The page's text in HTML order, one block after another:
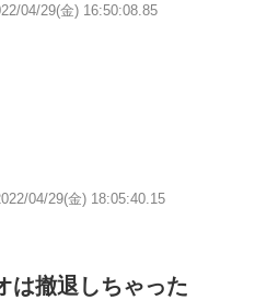
04/29(金) 16:50:08.85
04/29(金) 18:05:40.15
は撤退しちゃった